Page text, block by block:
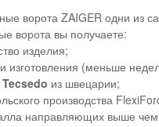
ворота ZAIGER одни из
ворота вы получаете:
изделия;
изготовления (меньше
Tecsedo из швецарии;
производства
направляющих выше чем